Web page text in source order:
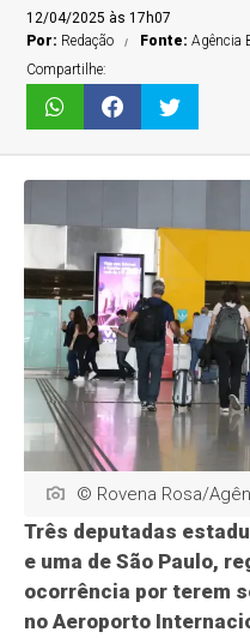
12/04/2025 às 17h07
Por: Redação Fonte:Agência
Compartilhe:
© Rovena Rosa/
Três deputadas
e uma de São Paulo,
ocorrência por terem
no Aeroporto